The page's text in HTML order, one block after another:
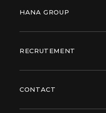
HANA GROUP
RECRUTEMENT
CONTACT